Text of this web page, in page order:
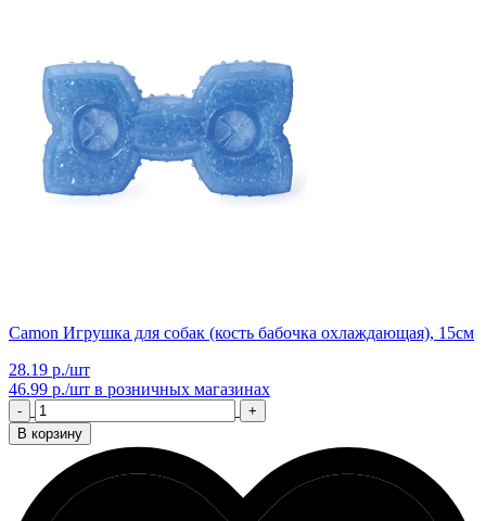
Camon Игрушка для собак (кость бабочка охлаждающая), 15см
28.19 р./шт
46.99 р./шт в розничных магазинах
-
+
В корзину